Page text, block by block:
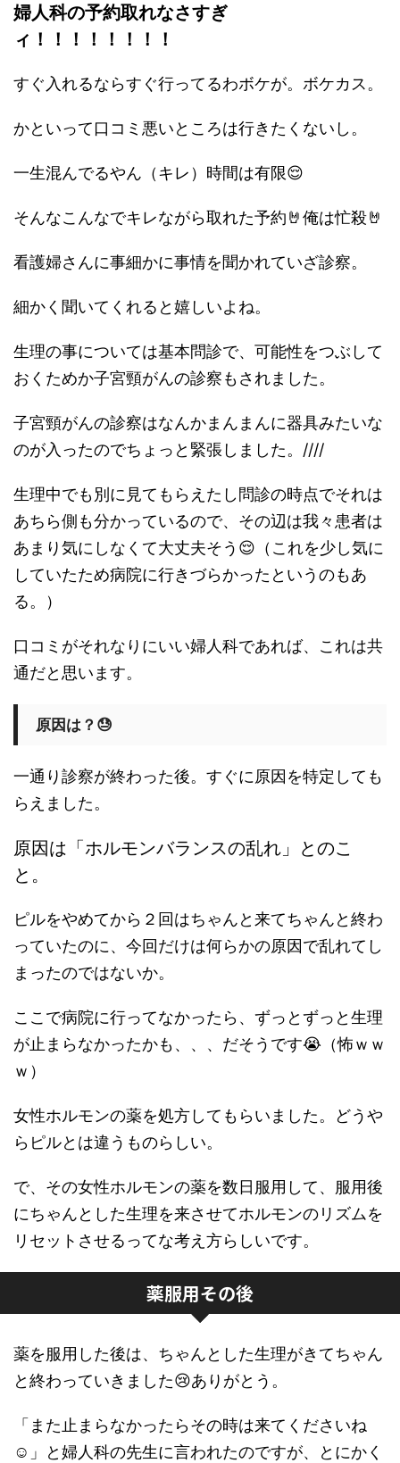
婦人科の予約取れなさすぎ
ィ！！！！！！！！
すぐ入れるならすぐ行ってるわボケが。ボケカス。
かといって口コミ悪いところは行きたくないし。
一生混んでるやん（キレ）時間は有限😌
そんなこんなでキレながら取れた予約🤘俺は忙殺🤘
看護婦さんに事細かに事情を聞かれていざ診察。
細かく聞いてくれると嬉しいよね。
生理の事については基本問診で、可能性をつぶして
おくためか子宮頸がんの診察もされました。
子宮頸がんの診察はなんかまんまんに器具みたいな
のが入ったのでちょっと緊張しました。////
生理中でも別に見てもらえたし問診の時点でそれは
あちら側も分かっているので、その辺は我々患者は
あまり気にしなくて大丈夫そう😌（これを少し気に
していたため病院に行きづらかったというのもあ
る。）
口コミがそれなりにいい婦人科であれば、これは共
通だと思います。
原因は？😓
一通り診察が終わった後。すぐに原因を特定しても
らえました。
原因は「ホルモンバランスの乱れ」とのこ
と。
ピルをやめてから２回はちゃんと来てちゃんと終わ
っていたのに、今回だけは何らかの原因で乱れてし
まったのではないか。
ここで病院に行ってなかったら、ずっとずっと生理
が止まらなかったかも、、、だそうです😭（怖ｗｗ
ｗ）
女性ホルモンの薬を処方してもらいました。どうや
らピルとは違うものらしい。
で、その女性ホルモンの薬を数日服用して、服用後
にちゃんとした生理を来させてホルモンのリズムを
リセットさせるってな考え方らしいです。
薬服用その後
薬を服用した後は、ちゃんとした生理がきてちゃん
と終わっていきました😢ありがとう。
「また止まらなかったらその時は来てくださいね
☺️」と婦人科の先生に言われたのですが、とにかく